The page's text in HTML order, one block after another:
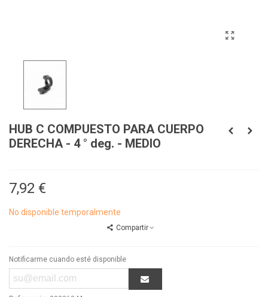
HUB C COMPUESTO PARA CUERPO
DERECHA - 4 ° deg. - MEDIO
7,92 €
No disponible temporalmente
Compartir
Notificarme cuando esté disponible